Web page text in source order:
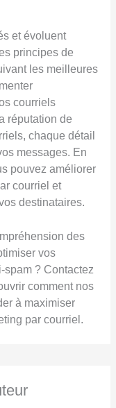
et évoluent
principes de
les meilleures
courriels
réputation de
chaque détail
messages. En
pouvez améliorer
courriel et
destinataires.
des
vos
spam ? Contactez
comment nos
à maximiser
par courriel.